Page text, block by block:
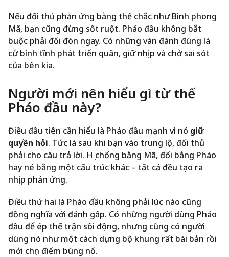
Nếu đối thủ phản ứng bằng thế chắc như Bình phong
Mã, bạn cũng đừng sốt ruột. Pháo đầu không bắt
buộc phải đổi đòn ngay. Có những ván đánh đúng là
cứ bình tĩnh phát triển quân, giữ nhịp và chờ sai sót
của bên kia.
Người mới nên hiểu gì từ thế
Pháo đầu này?
Điều đầu tiên cần hiểu là Pháo đầu mạnh vì nó giữ
quyền hỏi. Tức là sau khi bạn vào trung lộ, đối thủ
phải cho câu trả lời. Họ chống bằng Mã, đổi bằng Pháo
hay né bằng một cấu trúc khác – tất cả đều tạo ra
nhịp phản ứng.
Điều thứ hai là Pháo đầu không phải lúc nào cũng
đồng nghĩa với đánh gấp. Có những người dùng Pháo
đầu để ép thế trận sôi động, nhưng cũng có người
dùng nó như một cách dựng bộ khung rất bài bản rồi
mới chọn điểm bùng nổ.